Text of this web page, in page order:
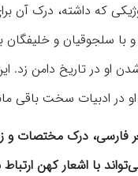
که داشته، درک آن
با سلجوقیان و
او در تاریخ دامن زد.
او در ادبیات سخت
فارسی، درک مختصات
با اشعار کهن ارتباط